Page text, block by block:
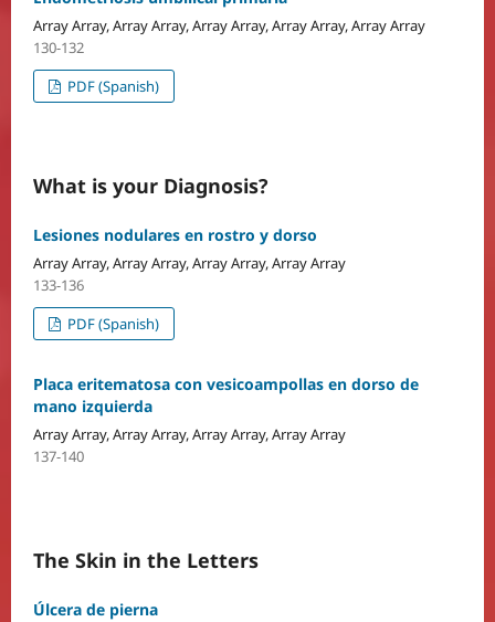
Array Array, Array Array, Array Array, Array Array, Array Array
130-132
PDF (Spanish)
What is your Diagnosis?
Lesiones nodulares en rostro y dorso
Array Array, Array Array, Array Array, Array Array
133-136
PDF (Spanish)
Placa eritematosa con vesicoampollas en dorso de
mano izquierda
Array Array, Array Array, Array Array, Array Array
137-140
The Skin in the Letters
Úlcera de pierna